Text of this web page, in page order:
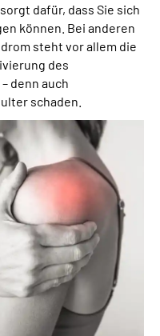
dafür, dass Sie sich
können. Bei anderen
steht vor allem die
des
denn auch
schaden.